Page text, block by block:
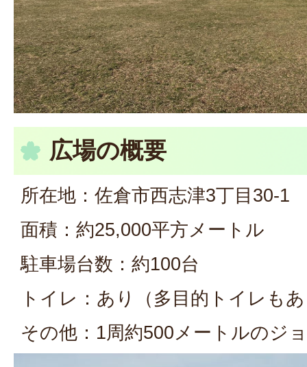
広場の概要
所在地：佐倉市西志津3丁目30-1
面積：約25,000平方メートル
駐車場台数：約100台
トイレ：あり（多目的トイレも
その他：1周約500メートルのジ